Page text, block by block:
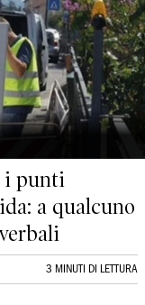
i punti
a qualcuno
3 MINUTI DI LETTURA